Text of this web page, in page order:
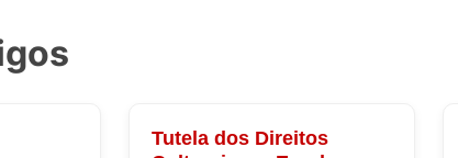
Tutela dos Direitos